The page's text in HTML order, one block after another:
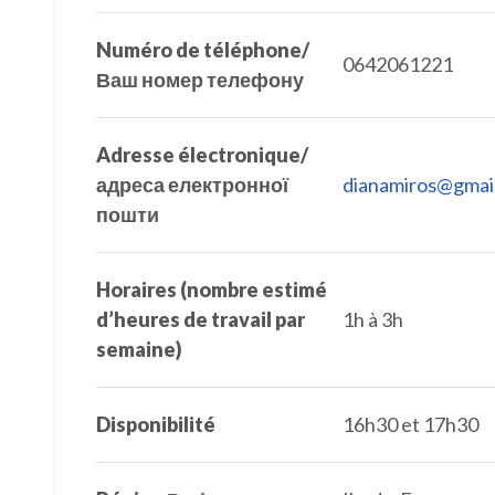
Numéro de téléphone/
Ваш номер телефону
0642061221
Adresse électronique/
адреса електронної
пошти
Horaires (nombre estimé
d’heures de travail par
semaine)
1h à 3h
Disponibilité 16h30 et 17h30